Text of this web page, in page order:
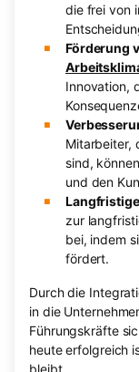
die frei von
Förderung
Innovation,
Mitarbeiter,
sind,
und den
zur
bei, indem
fördert.
Durch die
in die
Führungskräfte
heute erfolgreich
bleibt.